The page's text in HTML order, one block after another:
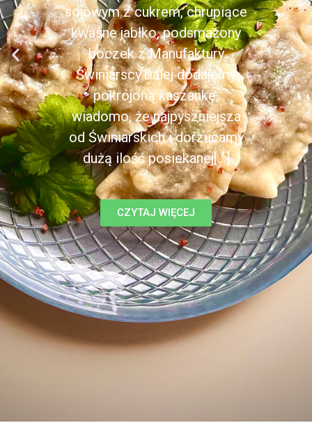
sojowym z cukrem, chrupiące
kwaśne jabłko, podsmażony
boczek z Manufaktury
Świniarscy.Dalej dodajemy
pokrojoną kaszankę,
wiadomo, że najpyszniejsza
od Świniarskich i dorzucamy
dużą ilość posiekanej[...]
CZYTAJ WIĘCEJ